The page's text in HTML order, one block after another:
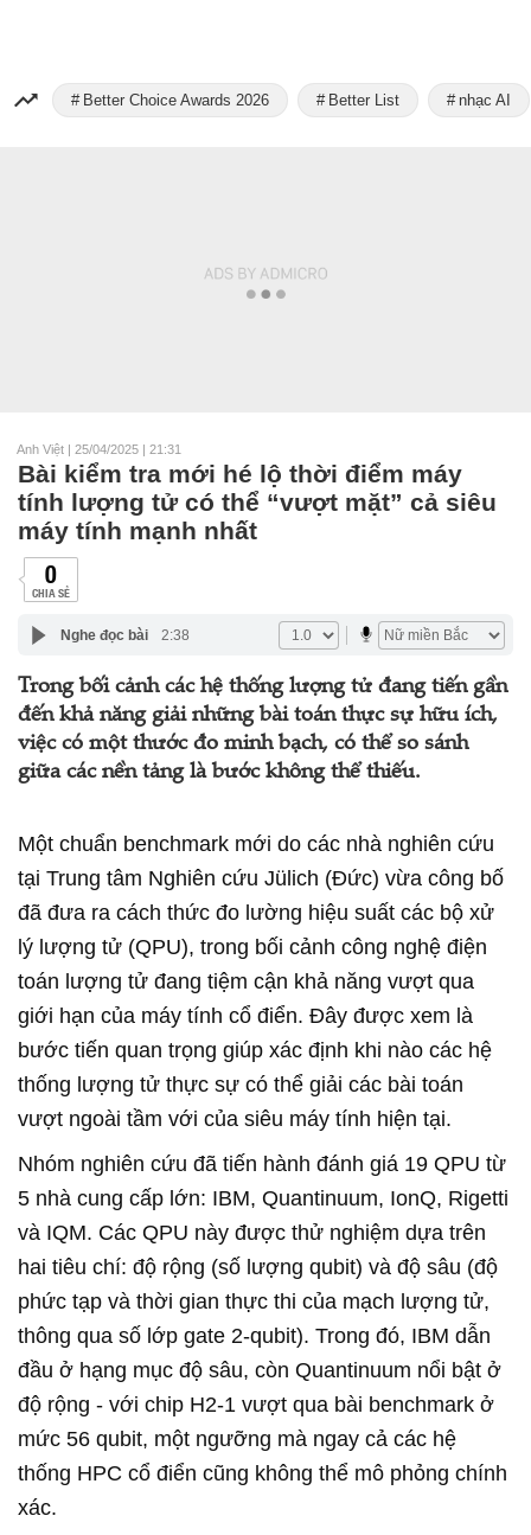
Better Choice Awards 2026 Better List nhạc AI
Anh Việt | 25/04/2025 | 21:31
Bài kiểm tra mới hé lộ thời điểm máy
tính lượng tử có thể “vượt mặt” cả siêu
máy tính mạnh nhất
0
CHIA SẺ
Nghe đọc bài 2:38
Trong bối cảnh các hệ thống lượng tử đang tiến gần
đến khả năng giải những bài toán thực sự hữu ích,
việc có một thước đo minh bạch, có thể so sánh
giữa các nền tảng là bước không thể thiếu.
Một chuẩn benchmark mới do các nhà nghiên cứu
tại Trung tâm Nghiên cứu Jülich (Đức) vừa công bố
đã đưa ra cách thức đo lường hiệu suất các bộ xử
lý lượng tử (QPU), trong bối cảnh công nghệ điện
toán lượng tử đang tiệm cận khả năng vượt qua
giới hạn của máy tính cổ điển. Đây được xem là
bước tiến quan trọng giúp xác định khi nào các hệ
thống lượng tử thực sự có thể giải các bài toán
vượt ngoài tầm với của siêu máy tính hiện tại.
Nhóm nghiên cứu đã tiến hành đánh giá 19 QPU từ
5 nhà cung cấp lớn: IBM, Quantinuum, IonQ, Rigetti
và IQM. Các QPU này được thử nghiệm dựa trên
hai tiêu chí: độ rộng (số lượng qubit) và độ sâu (độ
phức tạp và thời gian thực thi của mạch lượng tử,
thông qua số lớp gate 2-qubit). Trong đó, IBM dẫn
đầu ở hạng mục độ sâu, còn Quantinuum nổi bật ở
độ rộng - với chip H2-1 vượt qua bài benchmark ở
mức 56 qubit, một ngưỡng mà ngay cả các hệ
thống HPC cổ điển cũng không thể mô phỏng chính
xác.